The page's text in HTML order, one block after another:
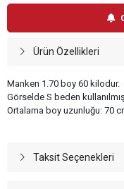
Ürün Özellikleri
Manken 1.70 boy 60 kilodur.
Görselde S beden
Ortalama boy uzunluğu: 70
Taksit Seçenekleri